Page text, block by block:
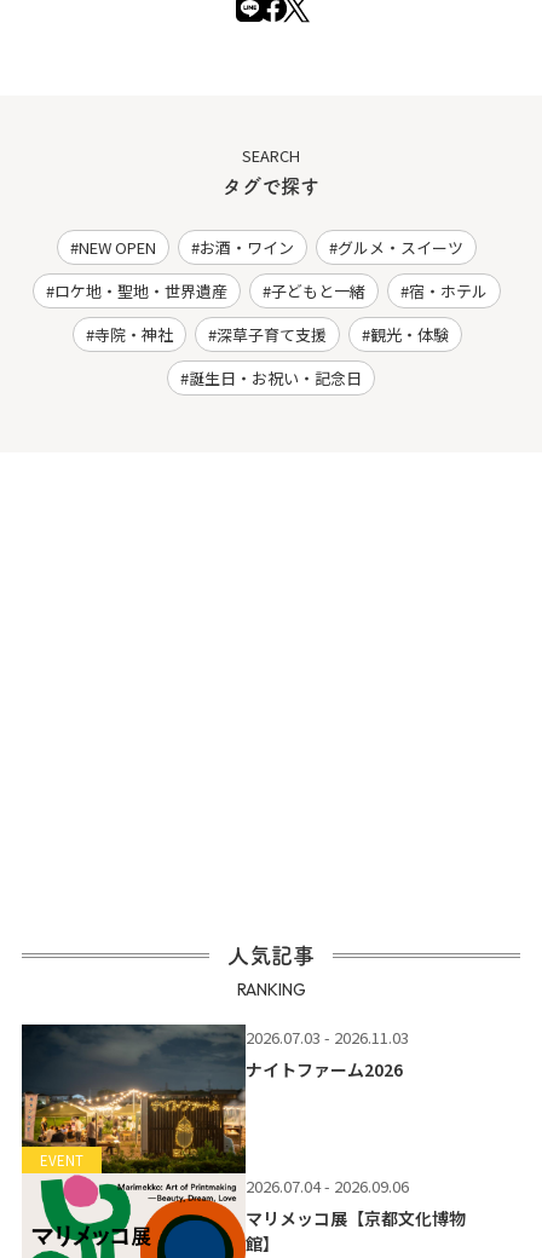
SEARCH
タグで探す
NEW OPEN お酒・ワイン
グルメ・スイーツ
ロケ地・聖地・世界遺産
子どもと一緒
宿・ホテル
寺院・神社
深草子育て支援
観光・体験
誕生日・お祝い・記念日
人気記事
RANKING
EVENT
2026.07.03 - 2026.11.03
ナイトファーム2026
2026.07.04 - 2026.09.06
マリメッコ展【京都文化博物
館】